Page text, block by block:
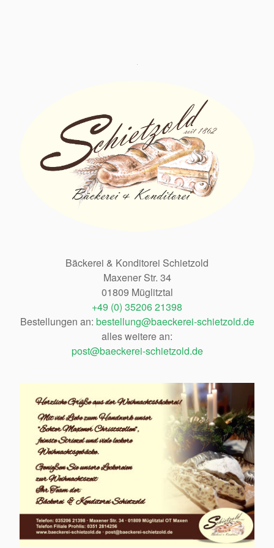
Bäckerei & Konditorei Schietzold
Maxener Str. 34
01809 Müglitztal
+49 (0) 35206 21398
Bestellungen an: bestellung@baeckerei-schietzold.de
alles weitere an:
post@baeckerei-schietzold.de